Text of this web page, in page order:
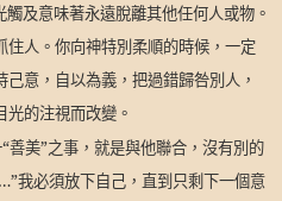
及意味著永遠脫離其他任何人或物。
人。你向神特別柔順的時候，一定
意，自以為義，把過錯歸咎別人，
的注視而改變。
美”之事，就是與他聯合，沒有別的
我必須放下自己，直到只剩下一個意